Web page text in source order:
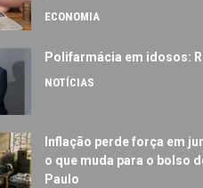
ECONOMIA
Polifarmácia em idosos:
NOTÍCIAS
Inflação perde força em
o que muda para o bolso
Paulo